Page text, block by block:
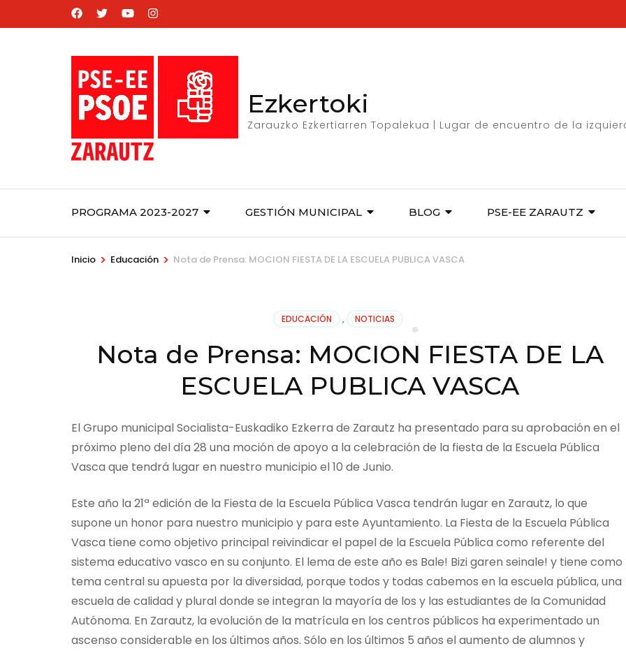
al
Ezkertoki
Zarauzko Ezkertiarren Topalekua | Lugar de encuentro de la
PROGRAMA 2023-2027 GESTIÓN MUNICIPAL BLOG PSE-EE ZARAUTZ
Inicio > Educación > Nota de Prensa: MOCION FIESTA DE LA ESCUELA PUBLICA VASCA
EDUCACIÓN , NOTICIAS
Nota de Prensa: MOCION FIESTA DE LA
ESCUELA PUBLICA VASCA
El Grupo municipal Socialista-Euskadiko Ezkerra de Zarautz ha presentado para su aprobación en el
próximo pleno del día 28 una moción de apoyo a la celebración de la fiesta de la Escuela Pública
Vasca que tendrá lugar en nuestro municipio el 10 de Junio.
Este año la 21ª edición de la Fiesta de la Escuela Pública Vasca tendrán lugar en Zarautz, lo que
supone un honor para nuestro municipio y para este Ayuntamiento. La Fiesta de la Escuela Pública
Vasca tiene como objetivo principal reivindicar el papel de la Escuela Pública como referente del
sistema educativo vasco en su conjunto. El lema de este año es Bale! Bizi garen seinale! y tiene como
tema central su apuesta por la diversidad, porque todos y todas cabemos en la escuela pública, una
escuela de calidad y plural donde se integran la mayoría de los y las estudiantes de la Comunidad
Autónoma. En Zarautz, la evolución de la matrícula en los centros públicos ha experimentado un
ascenso considerable en los últimos años. Sólo en los últimos 5 años el aumento de alumnos y